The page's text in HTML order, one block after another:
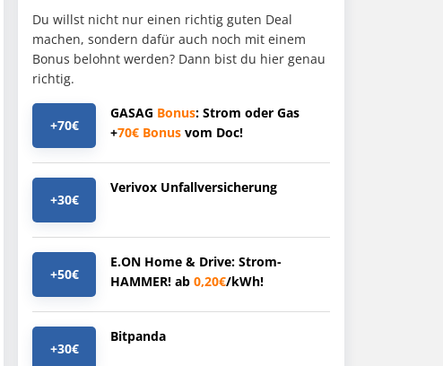
Du willst nicht nur einen richtig guten Deal
machen, sondern dafür auch noch mit einem
Bonus belohnt werden? Dann bist du hier genau
richtig.
+70€
GASAG Bonus: Strom oder Gas
+70€ Bonus vom Doc!
+30€
Verivox Unfallversicherung
+50€
E.ON Home & Drive: Strom-
HAMMER! ab 0,20€/kWh!
+30€
Bitpanda